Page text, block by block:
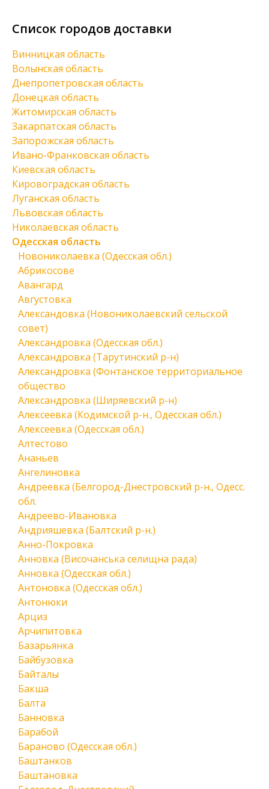
Список городов доставки
Винницкая область
Волынская область
Днепропетровская область
Донецкая область
Житомирская область
Закарпатская область
Запорожская область
Ивано-Франковская область
Киевская область
Кировоградская область
Луганская область
Львовская область
Николаевская область
Одесская область
Новониколаевка (Одесская обл.)
Абрикосове
Авангард
Августовка
Александовка (Новониколаевский сельской
совет)
Александровка (Одесская обл.)
Александровка (Тарутинский р-н)
Александровка (Фонтанское территориальное
общество
Александровка (Ширяевский р-н)
Алексеевка (Кодимской р-н., Одесская обл.)
Алексеевка (Одесская обл.)
Алтестово
Ананьев
Ангелиновка
Андреевка (Белгород-Днестровский р-н., Одесс.
обл.
Андреево-Ивановка
Андрияшевка (Балтский р-н.)
Анно-Покровка
Анновка (Височанська селищна рада)
Анновка (Одесская обл.)
Антоновка (Одесская обл.)
Антонюки
Арциз
Арчипитовка
Базарьянка
Байбузовка
Байталы
Бакша
Балта
Банновка
Барабой
Бараново (Одесская обл.)
Баштанков
Баштановка